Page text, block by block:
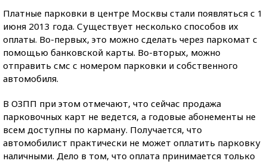
Платные парковки в центре Москвы стали появляться с 1
июня 2013 года. Существует несколько способов их
оплаты. Во-первых, это можно сделать через паркомат с
помощью банковской карты. Во-вторых, можно
отправить смс с номером парковки и собственного
автомобиля.
В ОЗПП при этом отмечают, что сейчас продажа
парковочных карт не ведется, а годовые абонементы не
всем доступны по карману. Получается, что
автомобилист практически не может оплатить парковку
наличными. Дело в том, что оплата принимается только